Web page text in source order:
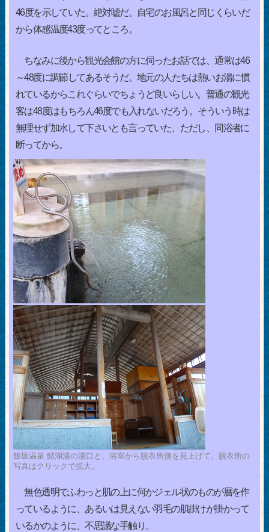
46度を示していた。絶対嘘だ。自宅のお風呂と同じくらいだ
から体感温度43度ってところ。
ちなみに後から観光会館の方に伺ったお話では、通常は46
～48度に調節してあるそうだ。地元の人たちは熱いお湯に慣
れているからこれぐらいでちょうど良いらしい。普通の観光
客は48度はもちろん46度でも入れないだろう。そういう時は
無理せず加水して下さいとも言っていた、ただし、同浴者に
断ってから。
飯坂温泉 鯖湖湯の湯口と、浴室から脱衣所側を見上げて。脱衣所の
写真はクリックで拡大。
無色透明でふわっと肌の上に何かジェル状のものが層を作
っているように、あるいは見えない羽毛の肌掛けが掛かって
いるかのように、不思議な手触り。